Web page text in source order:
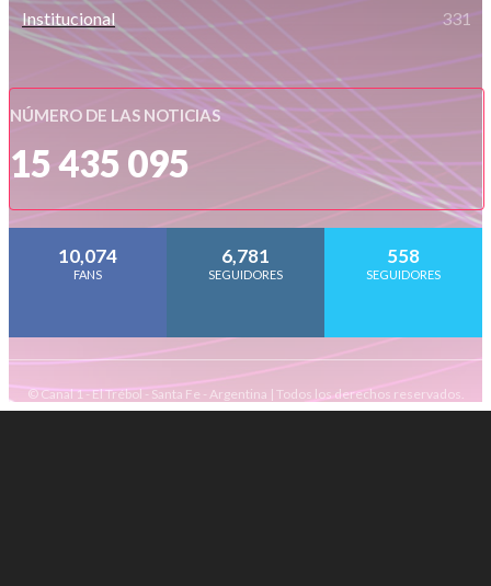
Institucional
331
NÚMERO DE LAS NOTICIAS
15 435 095
10,074
FANS
6,781
SEGUIDORES
558
SEGUIDORES
© Canal 1 - El Trébol - Santa Fe - Argentina | Todos los derechos reservados.